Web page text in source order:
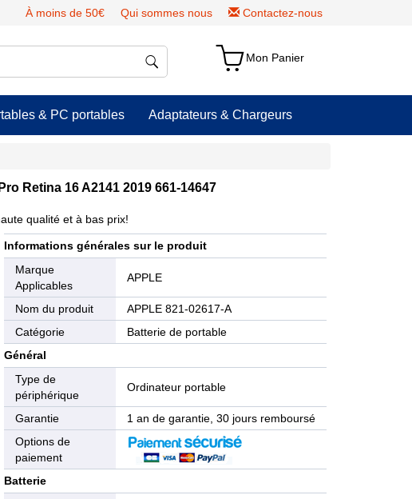
À moins de 50€ Qui sommes nous Contactez-nous
Mon Panier
& PC portables Adaptateurs & Chargeurs
Retina 16 A2141 2019 661-14647
qualité et à bas prix!
Informations générales sur le produit
Marque
Applicables
APPLE
Nom du produit
APPLE 821-02617-A
Catégorie
Batterie de portable
Général
Type de
périphérique
Ordinateur portable
Garantie
1 an de garantie, 30 jours remboursé
Options de
paiement
Batterie